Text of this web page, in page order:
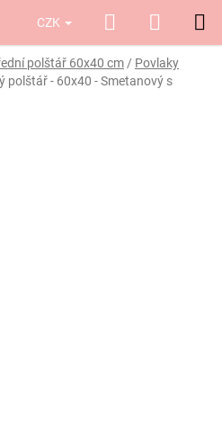
CZK Hledat
KOŠÍK
polštář 60x40 cm / Povlaky
polštář - 60x40 - Smetanový s